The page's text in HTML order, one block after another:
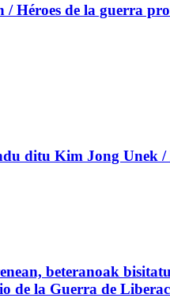
Héroes de la guerra
ditu Kim Jong Unek
beteranoak
de la Guerra de